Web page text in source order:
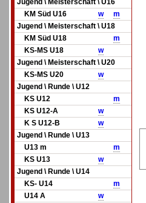
Jugend \ Meisterschaft \ U16
KM Süd U16
w
m
Jugend \ Meisterschaft \ U18
KM Süd U18
m
KS-MS U18
w
Jugend \ Meisterschaft \ U20
KS-MS U20
w
Jugend \ Runde \ U12
KS U12
m
KS U12-A
w
K S U12-B
w
Jugend \ Runde \ U13
U13 m
m
KS U13
w
Jugend \ Runde \ U14
KS- U14
m
U14 A
w